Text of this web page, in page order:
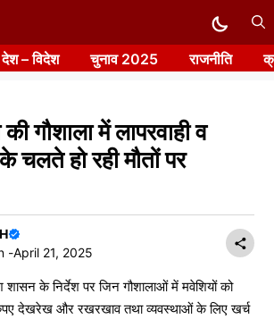
देश – विदेश चुनाव 2025 राजनीति
गौशाला में लापरवाही व
हो रही मौतों पर
-April 21, 2025
शासन के निर्देश पर जिन गौशालाओं में मवेशियों को
देखरेख और रखरखाव तथा व्यवस्थाओं के लिए खर्च